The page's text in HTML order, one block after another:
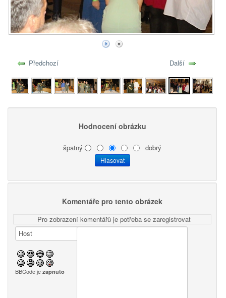
Předchozí Další
Hodnocení obrázku
špatný dobrý
Komentáře pro tento obrázek
Pro zobrazení komentářů je potřeba se zaregistrovat
BBCode je zapnuto